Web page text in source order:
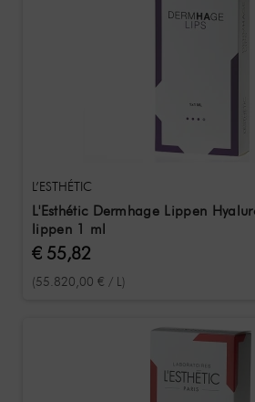
L’ESTHÉTIC
L'Esthétic Dermhage Lippen
lippen 1 ml
€ 55,82
(55.820,00 € / L)